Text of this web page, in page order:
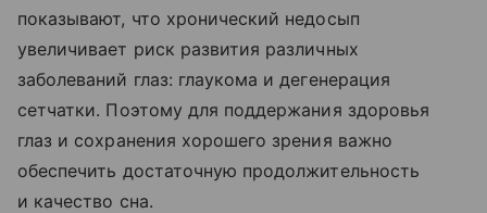
показывают, что хронический недосып
увеличивает риск развития различных
заболеваний глаз: глаукома и дегенерация
сетчатки. Поэтому для поддержания здоровья
глаз и сохранения хорошего зрения важно
обеспечить достаточную продолжительность
и качество сна.